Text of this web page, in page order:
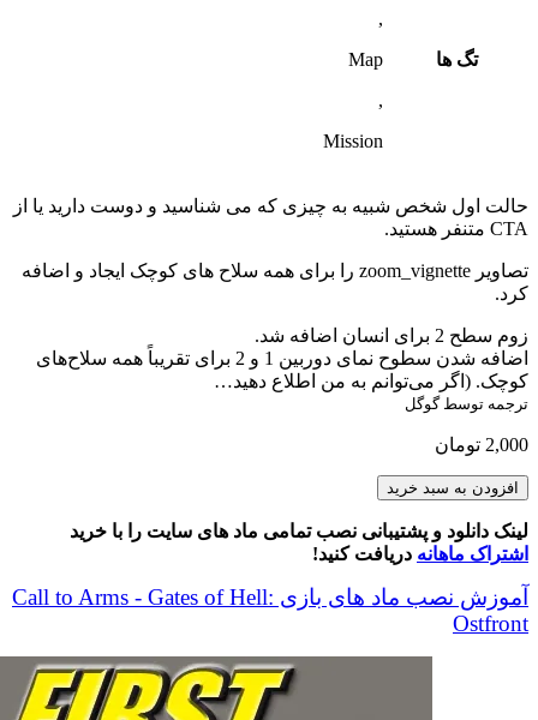
تگ ها
,
Map
,
Mission
حالت اول شخص شبیه به چیزی که می شناسید و دوست دارید یا از
CTA متنفر هستید.
تصاویر zoom_vignette را برای همه سلاح های کوچک ایجاد و اضافه
کرد.
زوم سطح 2 برای انسان اضافه شد.
اضافه شدن سطوح نمای دوربین 1 و 2 برای تقریباً همه سلاح‌های
کوچک. (اگر می‌توانم به من اطلاع دهید…
ترجمه توسط گوگل
2,000 تومان
Tjdaggers
1st
Person
Mode
افزودن به سبد خرید
لینک دانلود و پشتیبانی نصب تمامی ماد های سایت را با خرید
اشتراک ماهانه دریافت کنید!
آموزش نصب ماد های بازی Call to Arms - Gates of Hell:
Ostfront